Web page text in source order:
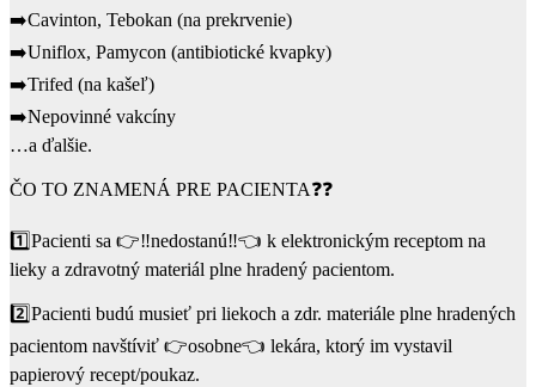
➡️Cavinton, Tebokan (na prekrvenie)
➡️Uniflox, Pamycon (antibiotické kvapky)
➡️Trifed (na kašeľ)
➡️Nepovinné vakcíny
…a ďalšie.
ČO TO ZNAMENÁ PRE PACIENTA❓❓
1️⃣Pacienti sa 👉‼️nedostanú‼️👈 k elektronickým receptom na
lieky a zdravotný materiál plne hradený pacientom.
2️⃣Pacienti budú musieť pri liekoch a zdr. materiále plne hradených
pacientom navštíviť 👉osobne👈 lekára, ktorý im vystavil
papierový recept/poukaz.